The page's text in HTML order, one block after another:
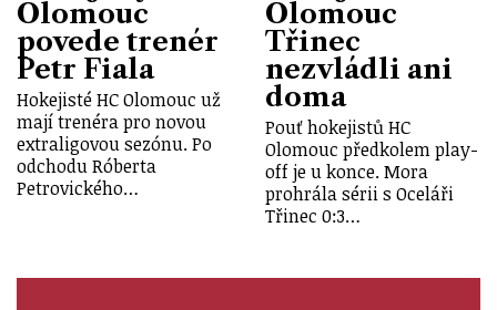
Olomouc
povede trenér
Petr Fiala
Hokejisté HC Olomouc už
mají trenéra pro novou
extraligovou sezónu. Po
odchodu Róberta
Petrovického…
Olomouc
Třinec
nezvládli ani
doma
Pouť hokejistů HC
Olomouc předkolem play-
off je u konce. Mora
prohrála sérii s Oceláři
Třinec 0:3…